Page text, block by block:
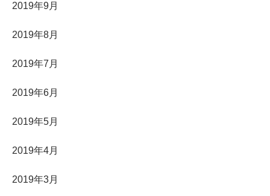
2019年9月
2019年8月
2019年7月
2019年6月
2019年5月
2019年4月
2019年3月